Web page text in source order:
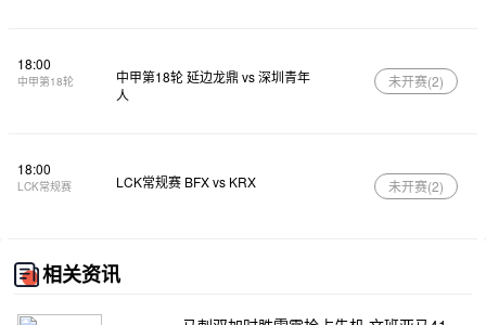
18:00
中甲第18轮
中甲第18轮 延边龙鼎 vs 深圳青年
人
未开赛(2)
18:00
LCK常规赛 LCK常规赛 BFX vs KRX 未开赛(2)
相关资讯